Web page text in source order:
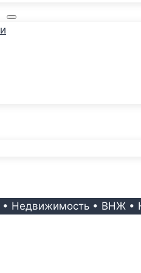
• Недвижимость • ВНЖ •